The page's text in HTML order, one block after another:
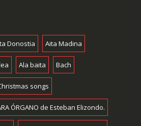
Donostia Aita Madina
Ala baita Bach
songs
ÓRGANO de Esteban Elizondo.